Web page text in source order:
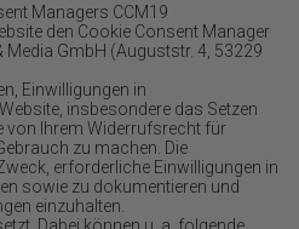
Managers CCM19
den Cookie Consent Manager
GmbH (Auguststr. 4, 53229
Einwilligungen in
insbesondere das Setzen
von Ihrem Widerrufsrecht für
zu machen. Die
erforderliche Einwilligungen in
sowie zu dokumentieren und
einzuhalten.
Dabei können u. a. folgende